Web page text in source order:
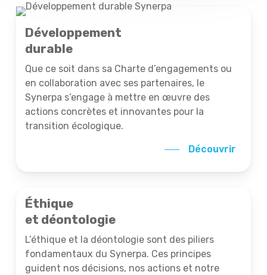
Développement
durable
Que ce soit dans sa Charte d’engagements ou
en collaboration avec ses partenaires, le
Synerpa s’engage à mettre en œuvre des
actions concrètes et innovantes pour la
transition écologique.
Découvrir
Éthique
et déontologie
L’éthique et la déontologie sont des piliers
fondamentaux du Synerpa. Ces principes
guident nos décisions, nos actions et notre